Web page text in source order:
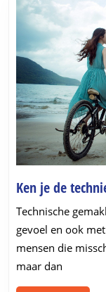
Ken je de
Technische
gevoel en ook
mensen die
maar dan